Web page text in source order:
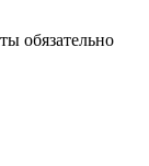
обязательно